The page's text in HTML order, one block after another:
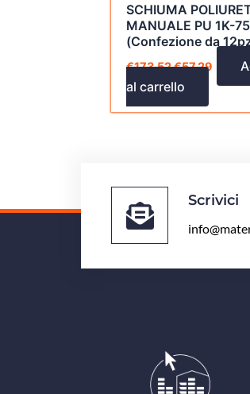
SCHIUMA
MANUALE PU 1K-
(Confezione da
€173,52€57,29
al carrello
Scrivici